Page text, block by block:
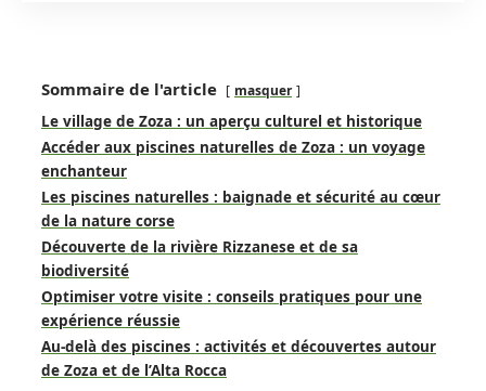
Sommaire de l'article masquer
Le village de Zoza : un aperçu culturel et historique
Accéder aux piscines naturelles de Zoza : un voyage
enchanteur
Les piscines naturelles : baignade et sécurité au cœur
de la nature corse
Découverte de la rivière Rizzanese et de sa
biodiversité
Optimiser votre visite : conseils pratiques pour une
expérience réussie
Au-delà des piscines : activités et découvertes autour
de Zoza et de l’Alta Rocca